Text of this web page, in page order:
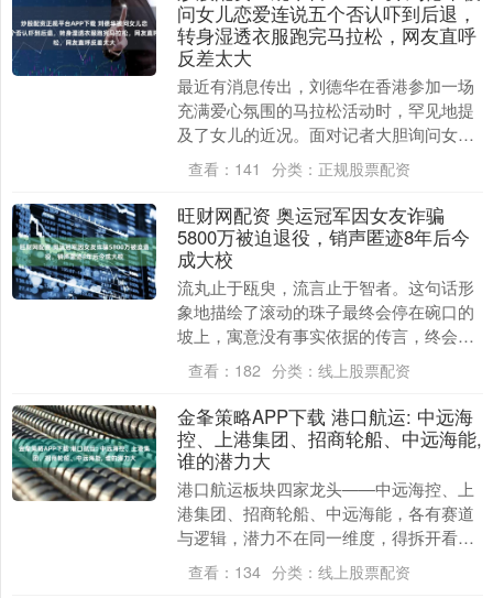
问女儿恋爱连说五个否认吓到后退，
转身湿透衣服跑完马拉松，网友直呼
反差太大
最近有消息传出，刘德华在香港参加一场
充满爱心氛围的马拉松活动时，罕见地提
及了女儿的近况。面对记者大胆询问女儿
是否有拍拖，他瞬间愣住，身体下退几
步，连连说了五个没....
查看： 141 分类： 正规股票配资
旺财网配资 奥运冠军因女友诈骗
5800万被迫退役，销声匿迹8年后今
成大校
流丸止于瓯臾，流言止于智者。这句话形
象地描绘了滚动的珠子最终会停在碗口的
坡上，寓意没有事实依据的传言，终会被
聪明人识破与制止，无法继续蔓延。可惜
的是，现实中不少....
查看： 182 分类： 线上股票配资
金夆策略APP下载 港口航运: 中远海
控、上港集团、招商轮船、中远海能,
谁的潜力大
港口航运板块四家龙头——中远海控、上
港集团、招商轮船、中远海能，各有赛道
与逻辑，潜力不在同一维度，得拆开看。
先把最新数据摆出来，截至2026年3月23
日收盘，中....
查看： 134 分类： 线上股票配资